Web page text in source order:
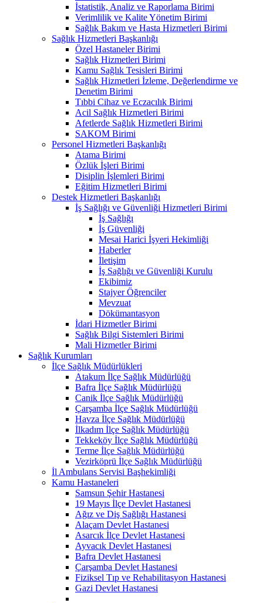
İstatistik, Analiz ve Raporlama Birimi
Verimlilik ve Kalite Yönetim Birimi
Sağlık Bakım ve Hasta Hizmetleri Birimi
Sağlık Hizmetleri Başkanlığı
Özel Hastaneler Birimi
Sağlık Hizmetleri Birimi
Kamu Sağlık Tesisleri Birimi
Sağlık Hizmetleri İzleme, Değerlendirme ve
Denetim Birimi
Tıbbi Cihaz ve Eczacılık Birimi
Acil Sağlık Hizmetleri Birimi
Afetlerde Sağlık Hizmetleri Birimi
SAKOM Birimi
Personel Hizmetleri Başkanlığı
Atama Birimi
Özlük İşleri Birimi
Disiplin İşlemleri Birimi
Eğitim Hizmetleri Birimi
Destek Hizmetleri Başkanlığı
İş Sağlığı ve Güvenliği Hizmetleri Birimi
İş Sağlığı
İş Güvenliği
Mesai Harici İşyeri Hekimliği
Haberler
İletişim
İş Sağlığı ve Güvenliği Kurulu
Ekibimiz
Stajyer Öğrenciler
Mevzuat
Dökümantasyon
İdari Hizmetler Birimi
Sağlık Bilgi Sistemleri Birimi
Mali Hizmetler Birimi
Sağlık Kurumları
İlçe Sağlık Müdürlükleri
Atakum İlçe Sağlık Müdürlüğü
Bafra İlçe Sağlık Müdürlüğü
Canik İlçe Sağlık Müdürlüğü
Çarşamba İlçe Sağlık Müdürlüğü
Havza İlçe Sağlık Müdürlüğü
İlkadım İlçe Sağlık Müdürlüğü
Tekkeköy İlçe Sağlık Müdürlüğü
Terme İlçe Sağlık Müdürlüğü
Vezirköprü İlçe Sağlık Müdürlüğü
İl Ambulans Servisi Başhekimliği
Kamu Hastaneleri
Samsun Şehir Hastanesi
19 Mayıs İlçe Devlet Hastanesi
Ağız ve Diş Sağlığı Hastanesi
Alaçam Devlet Hastanesi
Asarcık İlçe Devlet Hastanesi
Ayvacık Devlet Hastanesi
Bafra Devlet Hastanesi
Çarşamba Devlet Hastanesi
Fiziksel Tıp ve Rehabilitasyon Hastanesi
Gazi Devlet Hastanesi